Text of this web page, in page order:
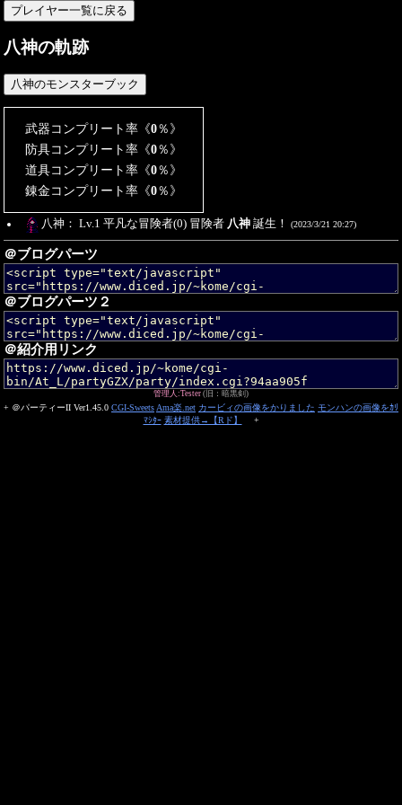
八神の軌跡
武器コンプリート率《0％》
防具コンプリート率《0％》
道具コンプリート率《0％》
錬金コンプリート率《0％》
八神： Lv.1 平凡な冒険者(0) 冒険者 八神誕生！ (2023/3/21 20:27)
＠ブログパーツ
＠ブログパーツ２
＠紹介用リンク
管理人:Tester (旧：暗黒剣)
+ ＠パーティーII Ver1.45.0 CGI-SweetsAma楽.net カービィの画像をかりました モンハンの画像をｶﾘ
ﾏｼﾀｰ 素材提供→【Rド】 +